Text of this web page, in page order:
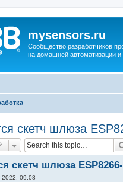
mysensors.ru
Сообщество разработчиков
на домашней автоматизации
скетч шлюза
скетч шлюза
2022, 09:08